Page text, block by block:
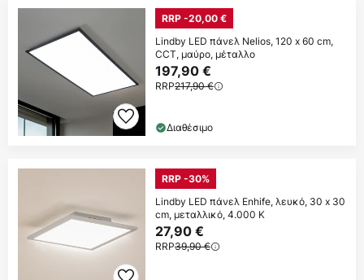
RRP -20,00 €
Lindby LED πάνελ Nelios, 120 x 60 cm,
CCT, μαύρο, μέταλλο
197,90 €
RRP217,90 €
Διαθέσιμο
RRP -30%
Lindby LED πάνελ Enhife, λευκό, 30 x 30
cm, μεταλλικό, 4.000 K
27,90 €
RRP39,90 €